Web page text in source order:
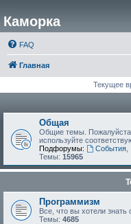
Каморка
FAQ
Главная
Текущее
Общая
Общие темы.
используйте
Подфорумы:
События,
Темы: 15965
Программизм
Все, что вы хотели знать
Темы: 4685